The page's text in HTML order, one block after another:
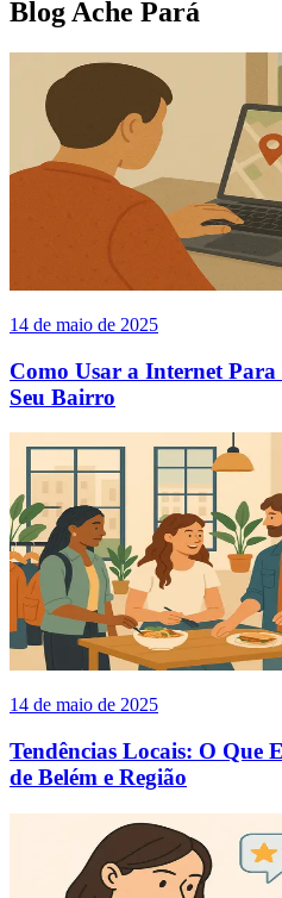
Blog Ache Pará
14 de maio de 2025
Como Usar a Internet
Seu Bairro
14 de maio de 2025
Tendências Locais: O Que
de Belém e Região